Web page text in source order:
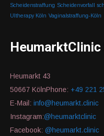
Scheidenstraffung Scheidenvorfall
Ultherapy Köln Vaginalstraffung-Köln
Heumarkt 43
50667 KölnPhone: +49 221
E-Mail: info@heumarkt.clinic
Instagram:@heumarktclinic
Facebook: @heumarkt.clinic